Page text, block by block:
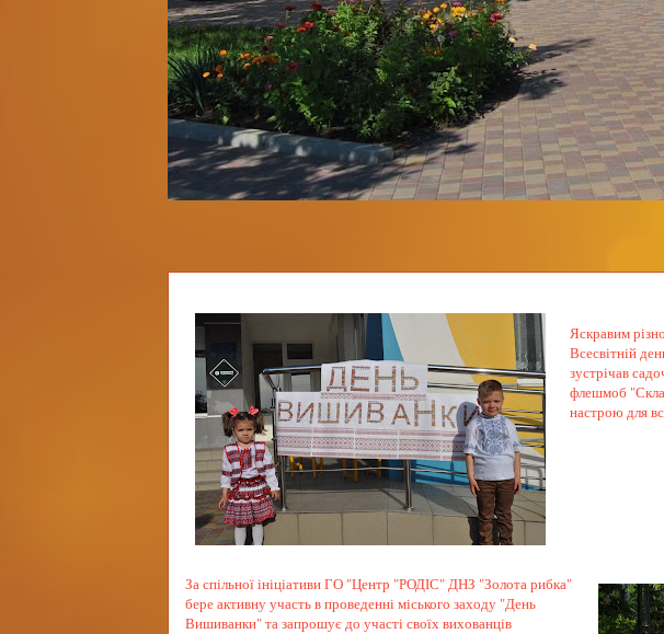
Яскравим
Всесвітній
зустрічав
флешмоб
настрою для
За спільної ініціативи ГО "Центр "РОДІС" ДНЗ "Золота рибка"
бере активну участь в проведенні міського заходу "День
Вишиванки" та запрошує до участі своїх вихованців